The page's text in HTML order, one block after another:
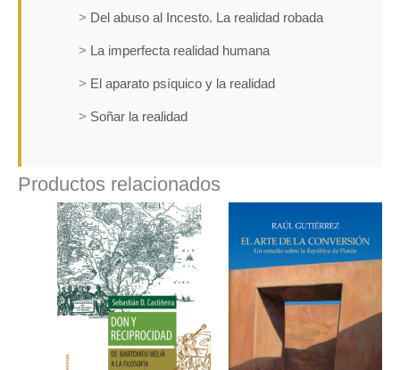
> Del abuso al Incesto. La realidad robada
> La imperfecta realidad humana
> El aparato psíquico y la realidad
> Soñar la realidad
Productos relacionados